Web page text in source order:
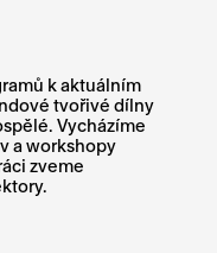
k aktuálním
tvořivé dílny
Vycházíme
a workshopy
zveme